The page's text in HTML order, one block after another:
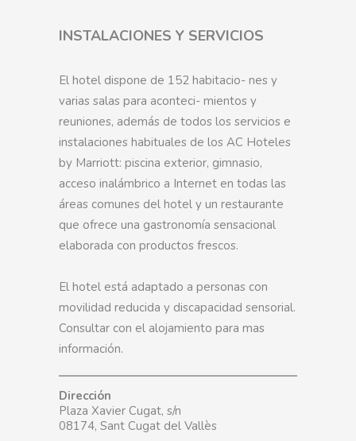
INSTALACIONES Y SERVICIOS
El hotel dispone de 152 habitacio- nes y
varias salas para aconteci- mientos y
reuniones, además de todos los servicios e
instalaciones habituales de los AC Hoteles
by Marriott: piscina exterior, gimnasio,
acceso inalámbrico a Internet en todas las
áreas comunes del hotel y un restaurante
que ofrece una gastronomía sensacional
elaborada con productos frescos.
El hotel está adaptado a personas con
movilidad reducida y discapacidad sensorial.
Consultar con el alojamiento para mas
información.
Dirección
Plaza Xavier Cugat, s/n
08174, Sant Cugat del Vallès